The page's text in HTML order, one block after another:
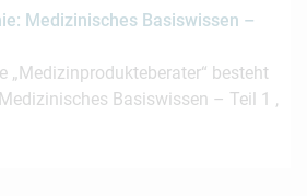
Medizinisches Basiswissen –
„Medizinprodukteberater“ besteht
Basiswissen – Teil 1 ,